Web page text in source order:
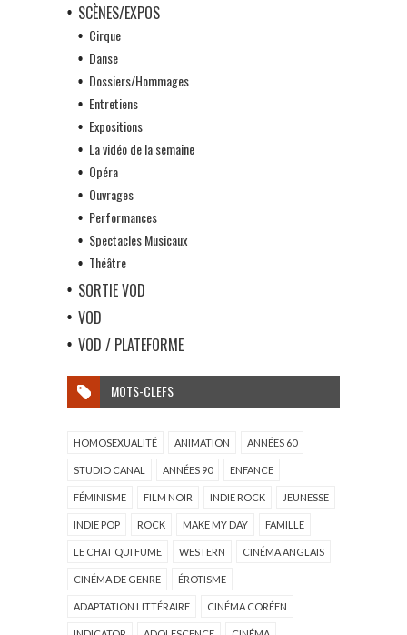
SCÈNES/EXPOS
Cirque
Danse
Dossiers/Hommages
Entretiens
Expositions
La vidéo de la semaine
Opéra
Ouvrages
Performances
Spectacles Musicaux
Théâtre
SORTIE VOD
VOD
VOD / PLATEFORME
MOTS-CLEFS
HOMOSEXUALITÉ ANIMATION ANNÉES 60
STUDIO CANAL ANNÉES 90 ENFANCE
FÉMINISME FILM NOIR INDIE ROCK JEUNESSE
INDIE POP ROCK MAKE MY DAY FAMILLE
LE CHAT QUI FUME WESTERN CINÉMA ANGLAIS
CINÉMA DE GENRE ÉROTISME
ADAPTATION LITTÉRAIRE CINÉMA CORÉEN